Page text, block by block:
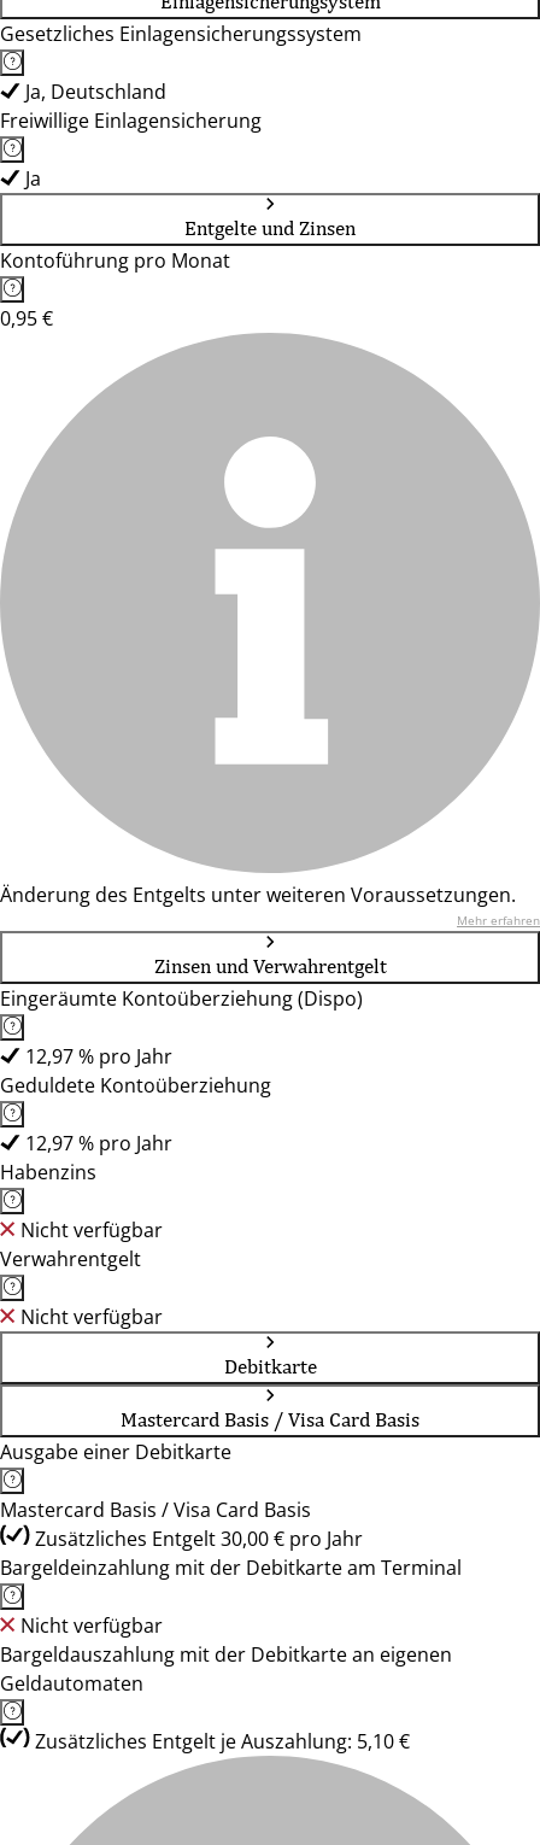
Gesetzliches Einlagensicherungssystem
Ja, Deutschland
Freiwillige Einlagensicherung
Ja
Entgelte und Zinsen
Kontoführung pro Monat
0,95 €
Änderung des Entgelts unter weiteren Voraussetzungen.
Mehr erfahren
Zinsen und Verwahrentgelt
Eingeräumte Kontoüberziehung (Dispo)
12,97 % pro Jahr
Geduldete Kontoüberziehung
12,97 % pro Jahr
Habenzins
Nicht verfügbar
Verwahrentgelt
Nicht verfügbar
Debitkarte
Mastercard Basis / Visa Card Basis
Ausgabe einer Debitkarte
Mastercard Basis / Visa Card Basis
Zusätzliches Entgelt 30,00 € pro Jahr
Bargeldeinzahlung mit der Debitkarte am Terminal
Nicht verfügbar
Bargeldauszahlung mit der Debitkarte an eigenen
Geldautomaten
Zusätzliches Entgelt je Auszahlung: 5,10 €